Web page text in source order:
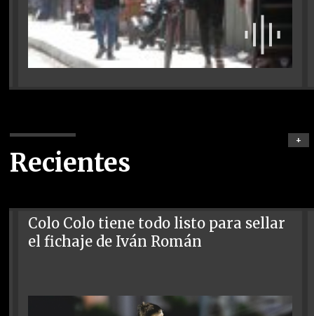
Recientes
+
Colo Colo tiene todo listo para sellar
el fichaje de Iván Román